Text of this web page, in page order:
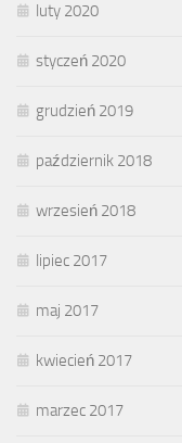
luty 2020
styczeń 2020
grudzień 2019
październik 2018
wrzesień 2018
lipiec 2017
maj 2017
kwiecień 2017
marzec 2017